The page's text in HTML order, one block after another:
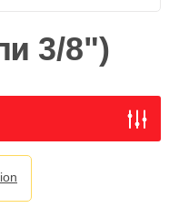
3/8")